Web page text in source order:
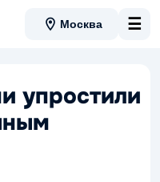
Москва ☰
упростили